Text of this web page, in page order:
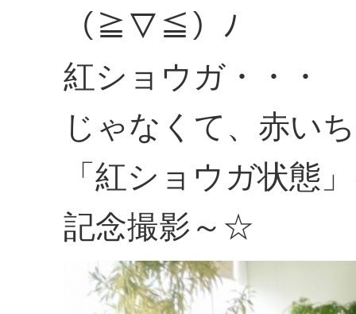
（≧▽≦）ﾉ
紅ショウガ・・・
じゃなくて、赤い
「紅ショウガ状態
記念撮影～☆